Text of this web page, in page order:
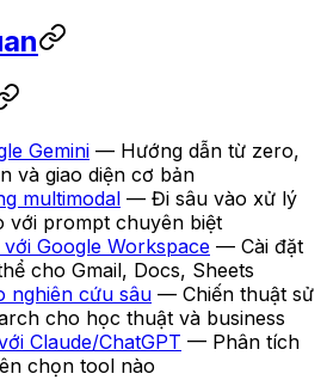
Gemini — Hướng dẫn từ zero,
và giao diện cơ bản
multimodal — Đi sâu vào xử lý
với prompt chuyên biệt
Google Workspace — Cài đặt
cho Gmail, Docs, Sheets
nghiên cứu sâu — Chiến thuật sử
cho học thuật và business
Claude/ChatGPT — Phân tích
chọn tool nào